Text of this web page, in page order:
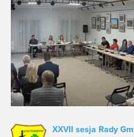
XXVII sesja Rady